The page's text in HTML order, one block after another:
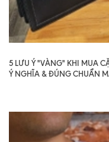
5 LƯU Ý "VÀNG" KHI MUA
Ý NGHĨA & ĐÚNG CHUẨN